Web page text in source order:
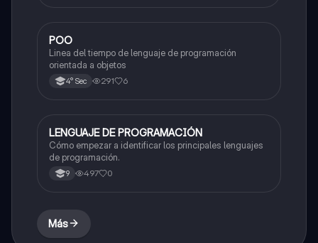
Tecnología e Informática
POO
Linea del tiempo de lenguaje de programación
orientada a objetos
4° Sec 291 6
Tecnología e Informática
LENGUAJE DE PROGRAMACIÓN
Cómo empezar a identificar los principales lenguajes
de programación.
9 497 0
Más